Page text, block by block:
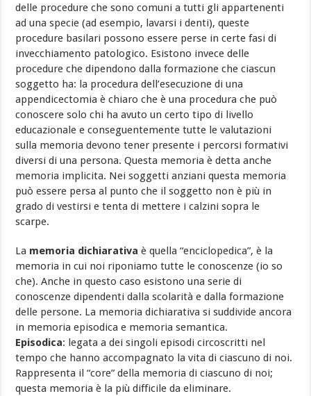
delle procedure che sono comuni a tutti gli appartenenti
ad una specie (ad esempio, lavarsi i denti), queste
procedure basilari possono essere perse in certe fasi di
invecchiamento patologico. Esistono invece delle
procedure che dipendono dalla formazione che ciascun
soggetto ha: la procedura dell’esecuzione di una
appendicectomia è chiaro che è una procedura che può
conoscere solo chi ha avuto un certo tipo di livello
educazionale e conseguentemente tutte le valutazioni
sulla memoria devono tener presente i percorsi formativi
diversi di una persona. Questa memoria è detta anche
memoria implicita. Nei soggetti anziani questa memoria
può essere persa al punto che il soggetto non è più in
grado di vestirsi e tenta di mettere i calzini sopra le
scarpe.
La memoria dichiarativa è quella “enciclopedica”, è la
memoria in cui noi riponiamo tutte le conoscenze (io so
che). Anche in questo caso esistono una serie di
conoscenze dipendenti dalla scolarità e dalla formazione
delle persone. La memoria dichiarativa si suddivide ancora
in memoria episodica e memoria semantica.
Episodica: legata a dei singoli episodi circoscritti nel
tempo che hanno accompagnato la vita di ciascuno di noi.
Rappresenta il “core” della memoria di ciascuno di noi;
questa memoria è la più difficile da eliminare.